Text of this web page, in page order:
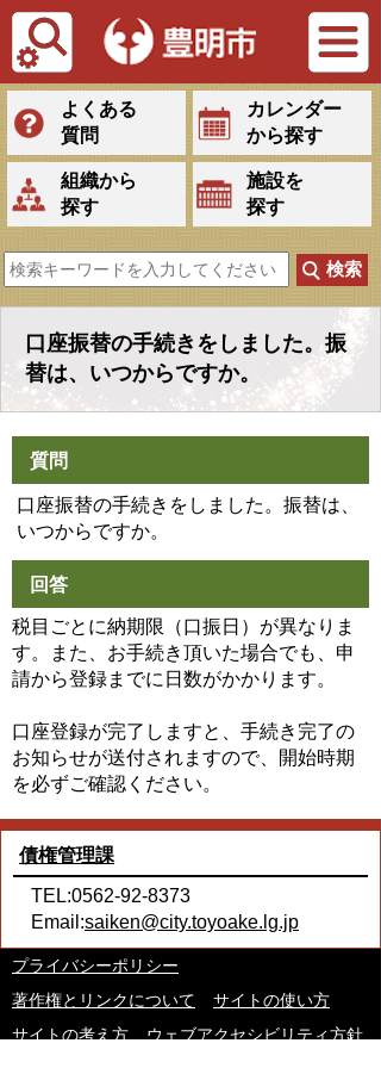
Tiếng Việt
よくある
質問
カレンダー
から探す
組織から
探す
施設を
探す
口座振替の手続きをしました。振
替は、いつからですか。
質問
口座振替の手続きをしました。振替は、
いつからですか。
回答
税目ごとに納期限（口振日）が異なりま
す。また、お手続き頂いた場合でも、申
請から登録までに日数がかかります。
口座登録が完了しますと、手続き完了の
お知らせが送付されますので、開始時期
を必ずご確認ください。
債権管理課
TEL:0562-92-8373
Email:saiken@city.toyoake.lg.jp
プライバシーポリシー
著作権とリンクについて
サイトの使い方
サイトの考え方
ウェブアクセシビリティ方針